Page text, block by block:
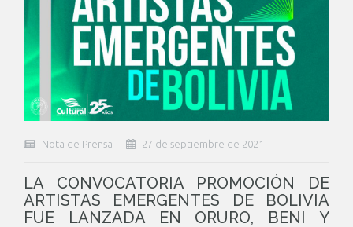
Nota de Prensa 27 de septiembre de 2021
LA CONVOCATORIA PROMOCIÓN DE
ARTISTAS EMERGENTES DE BOLIVIA
FUE LANZADA EN ORURO, BENI Y